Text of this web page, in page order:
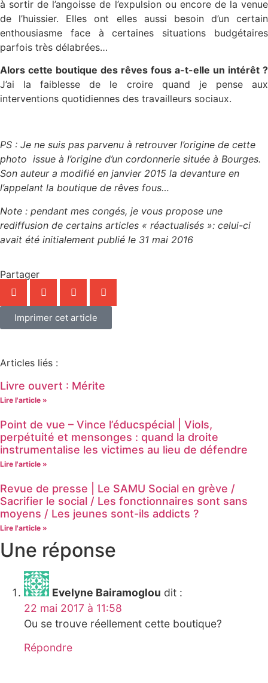
à sortir de l’angoisse de l’expulsion ou encore de la venue
de l’huissier. Elles ont elles aussi besoin d’un certain
enthousiasme face à certaines situations budgétaires
parfois très délabrées…
Alors cette boutique des rêves fous a-t-elle un intérêt ?
J’ai la faiblesse de le croire quand je pense aux
interventions quotidiennes des travailleurs sociaux.
PS : Je ne suis pas parvenu à retrouver l’origine de cette
photo issue à l’origine d’un cordonnerie située à Bourges.
Son auteur a modifié en janvier 2015 la devanture en
l’appelant la boutique de rêves fous…
Note : pendant mes congés, je vous propose une
rediffusion de certains articles « réactualisés »: celui-ci
avait été initialement publié le 31 mai 2016
Partager
Imprimer cet article
Articles liés :
Livre ouvert : Mérite
Lire l'article »
Point de vue – Vince l’éducspécial | Viols,
perpétuité et mensonges : quand la droite
instrumentalise les victimes au lieu de défendre
Lire l'article »
Revue de presse | Le SAMU Social en grève /
Sacrifier le social / Les fonctionnaires sont sans
moyens / Les jeunes sont-ils addicts ?
Lire l'article »
Une réponse
Evelyne Bairamoglou dit :
22 mai 2017 à 11:58
Ou se trouve réellement cette boutique?
Répondre